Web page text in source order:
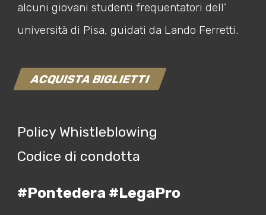
alcuni giovani studenti frequentatori dell’
università di Pisa, guidati da Lando Ferretti.
ACQUISTA BIGLIETTI
Policy Whistleblowing
Codice di condotta
#Pontedera #LegaPro